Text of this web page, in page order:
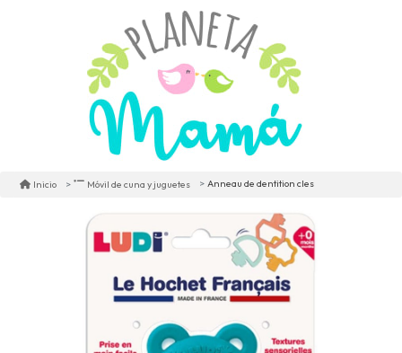
Inicio Móvil de cuna y juguetes Anneau de dentition cles